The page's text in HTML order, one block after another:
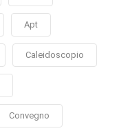
Apt
Caleidoscopio
Convegno